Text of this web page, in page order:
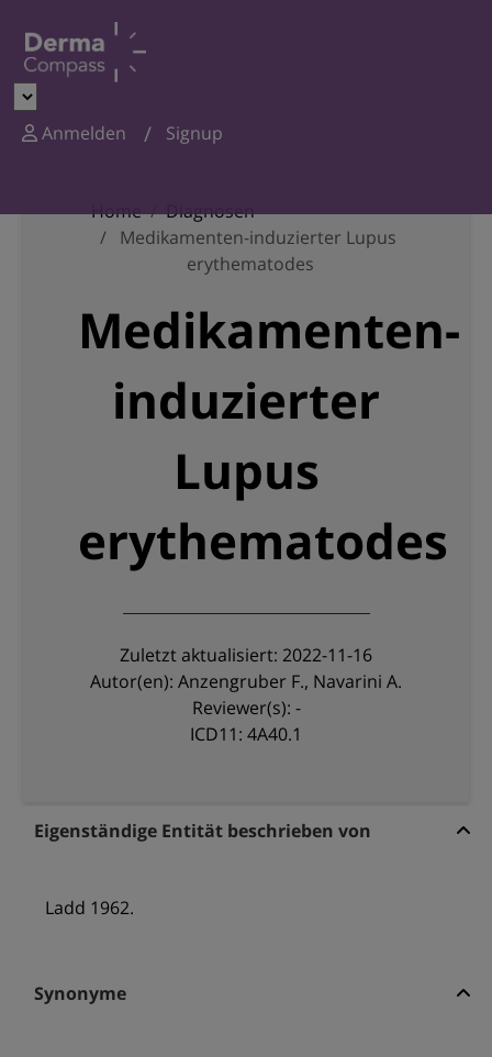
Anmelden Signup
Home
Diagnosen
Medikamenten-induzierter Lupus
erythematodes
Medikamenten-
induzierter
Lupus
erythematodes
Zuletzt aktualisiert: 2022-11-16
Autor(en): Anzengruber F., Navarini A.
Reviewer(s): -
ICD11: 4A40.1
Eigenständige Entität beschrieben von
Ladd 1962.
Synonyme